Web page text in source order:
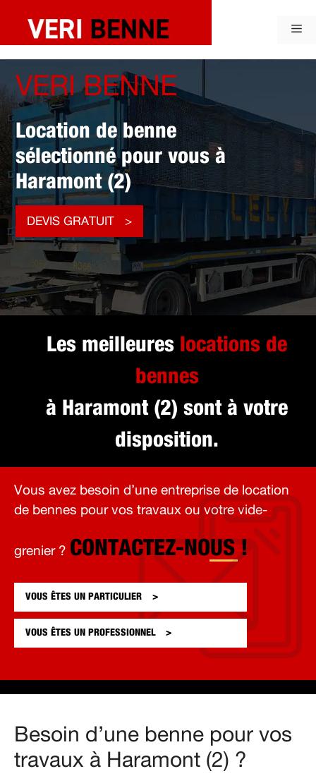
contenu
VERI BENNE
Location de benne
sélectionné pour vous à
Haramont (2)
DEVIS GRATUIT
Les meilleures locations de
bennes
à Haramont (2) sont à votre
disposition.
Vous avez besoin d’une entreprise de location
de bennes pour vos travaux ou votre vide-
grenier ? CONTACTEZ-NOUS !
VOUS ÊTES UN PARTICULIER
VOUS ÊTES UN PROFESSIONNEL
Besoin d’une benne pour vos
travaux à Haramont (2) ?